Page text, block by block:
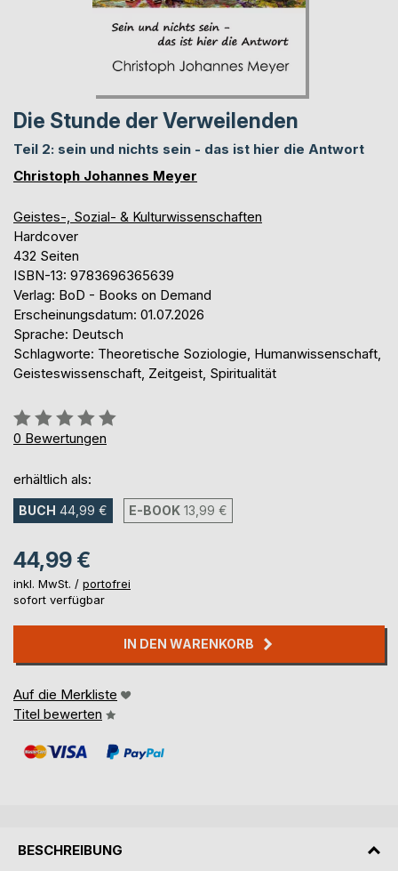
Die Stunde der Verweilenden
Teil 2: sein und nichts sein - das ist hier die Antwort
Christoph Johannes Meyer
Geistes-, Sozial- & Kulturwissenschaften
Hardcover
432 Seiten
ISBN-13: 9783696365639
Verlag: BoD - Books on Demand
Erscheinungsdatum: 01.07.2026
Sprache: Deutsch
Schlagworte: Theoretische Soziologie, Humanwissenschaft,
Geisteswissenschaft, Zeitgeist, Spiritualität
Bewertung::
0%
0 Bewertungen
erhältlich als:
BUCH 44,99 € E-BOOK 13,99 €
44,99 €
inkl. MwSt. / portofrei
sofort verfügbar
IN DEN WARENKORB
Auf die Merkliste
Titel bewerten
BESCHREIBUNG